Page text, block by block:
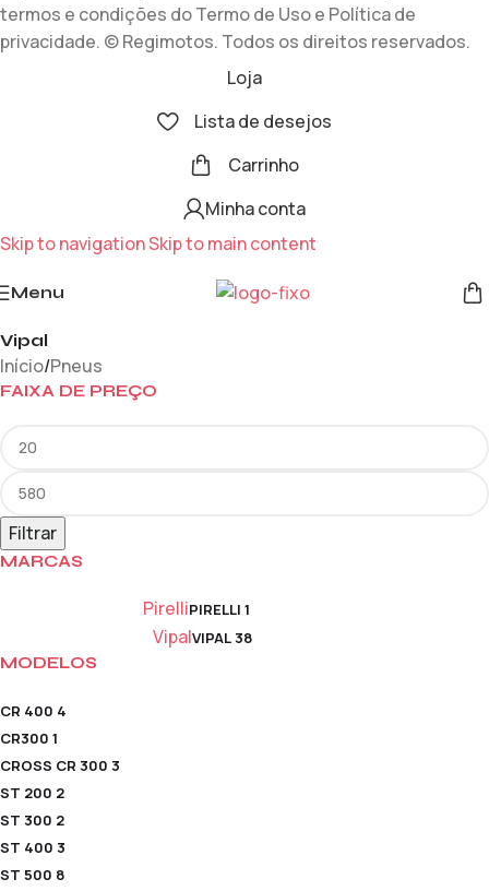
termos e condições do Termo de Uso e Política de
privacidade. © Regimotos. Todos os direitos reservados.
Loja
Lista de desejos
Carrinho
Minha conta
Skip to navigationSkip to main content
Menu
Vipal
Início/Pneus
FAIXA DE PREÇO
Filtrar
MARCAS
PirelliPIRELLI 1
VipalVIPAL 38
MODELOS
CR 400 4
CR300 1
CROSS CR 300 3
ST 200 2
ST 300 2
ST 400 3
ST 500 8